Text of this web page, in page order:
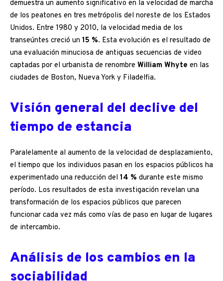
demuestra un aumento significativo en la velocidad de marcha
de los peatones en tres metrópolis del noreste de los Estados
Unidos. Entre 1980 y 2010, la velocidad media de los
transeúntes creció un 15 %. Esta evolución es el resultado de
una evaluación minuciosa de antiguas secuencias de video
captadas por el urbanista de renombre William Whyte en las
ciudades de Boston, Nueva York y Filadelfia.
Visión general del declive del
tiempo de estancia
Paralelamente al aumento de la velocidad de desplazamiento,
el tiempo que los individuos pasan en los espacios públicos ha
experimentado una reducción del 14 % durante este mismo
período. Los resultados de esta investigación revelan una
transformación de los espacios públicos que parecen
funcionar cada vez más como vías de paso en lugar de lugares
de intercambio.
Análisis de los cambios en la
sociabilidad